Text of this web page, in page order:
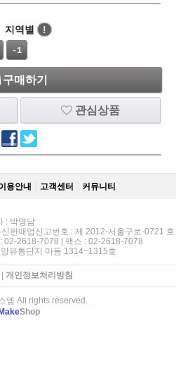
지역별
!
-1
구매하기
관심상품
용안내 고객센터 커뮤니티
: 박영남
판매업신고번호 : 제 2012-서울구로-0721 호
02-2618-7078 | 팩스 : 02-2618-7078
유통단지 마동 1314~1315호
개인정보처리방침
엠 All rights reserved.
MakeShop